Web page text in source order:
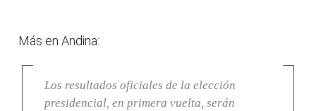
Más en Andina:
Los resultados oficiales de la elección
presidencial, en primera vuelta, serán